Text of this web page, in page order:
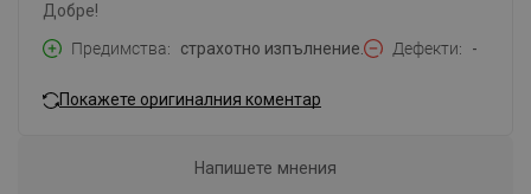
Добре!
Предимства
страхотно изпълнение. Дефекти -
Покажете оригиналния коментар
Напишете мнения